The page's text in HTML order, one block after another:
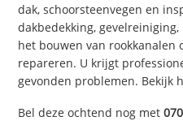
dak, schoorsteenvegen en
dakbedekking,
het bouwen van rookkanalen
repareren. U krijgt
gevonden problemen. Bekijk
Bel deze ochtend nog met